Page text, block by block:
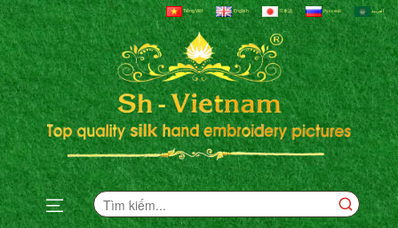
Tiếng Việt English 日本語 Русский العربية